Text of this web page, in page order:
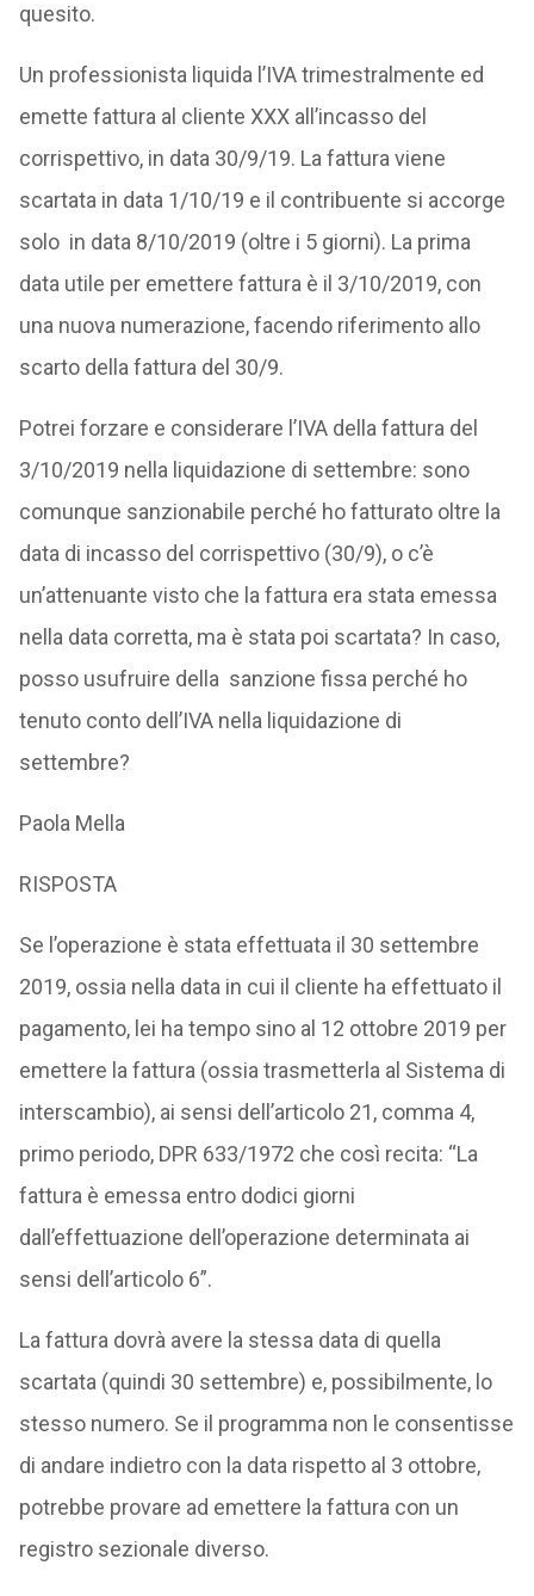
quesito.
Un professionista liquida l’IVA trimestralmente ed
emette fattura al cliente XXX all’incasso del
corrispettivo, in data 30/9/19. La fattura viene
scartata in data 1/10/19 e il contribuente si accorge
solo in data 8/10/2019 (oltre i 5 giorni). La prima
data utile per emettere fattura è il 3/10/2019, con
una nuova numerazione, facendo riferimento allo
scarto della fattura del 30/9.
Potrei forzare e considerare l’IVA della fattura del
3/10/2019 nella liquidazione di settembre: sono
comunque sanzionabile perché ho fatturato oltre la
data di incasso del corrispettivo (30/9), o c’è
un’attenuante visto che la fattura era stata emessa
nella data corretta, ma è stata poi scartata? In caso,
posso usufruire della sanzione fissa perché ho
tenuto conto dell’IVA nella liquidazione di
settembre?
Paola Mella
RISPOSTA
Se l’operazione è stata effettuata il 30 settembre
2019, ossia nella data in cui il cliente ha effettuato il
pagamento, lei ha tempo sino al 12 ottobre 2019 per
emettere la fattura (ossia trasmetterla al Sistema di
interscambio), ai sensi dell’articolo 21, comma 4,
primo periodo, DPR 633/1972 che così recita: “La
fattura è emessa entro dodici giorni
dall’effettuazione dell’operazione determinata ai
sensi dell’articolo 6”.
La fattura dovrà avere la stessa data di quella
scartata (quindi 30 settembre) e, possibilmente, lo
stesso numero. Se il programma non le consentisse
di andare indietro con la data rispetto al 3 ottobre,
potrebbe provare ad emettere la fattura con un
registro sezionale diverso.